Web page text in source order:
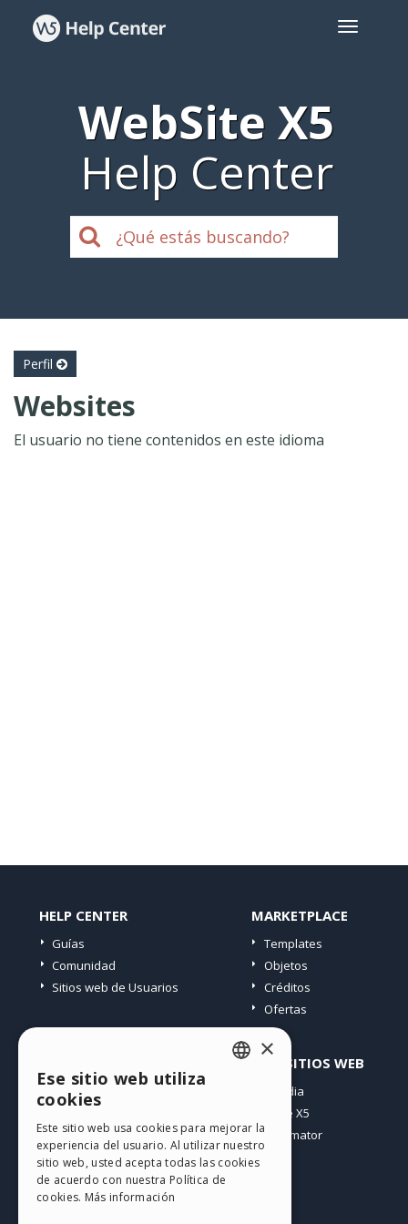
WebSite X5
Help Center
Perfil
Websites
El usuario no tiene contenidos en este idioma
HELP CENTER
Guías
Comunidad
Sitios web de Usuarios
MARKETPLACE
Templates
Objetos
Créditos
Ofertas
Mis post
Mis download
Espacio Web
Mis Créditos
OTROS SITIOS WEB
Incomedia
WebSite X5
WebAnimator
GERMAN
SPANISH
×
Ese sitio web utiliza
cookies
Este sitio web usa cookies para mejorar la
experiencia del usuario. Al utilizar nuestro
sitio web, usted acepta todas las cookies
de acuerdo con nuestra Política de
cookies. Más información